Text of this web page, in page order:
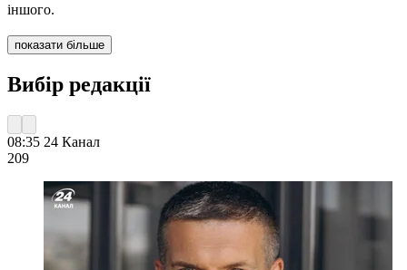
іншого.
показати більше
Вибір редакції
08:35 24 Канал
209